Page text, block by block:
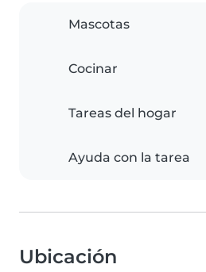
Mascotas
Cocinar
Tareas del hogar
Ayuda con la tarea
Ubicación